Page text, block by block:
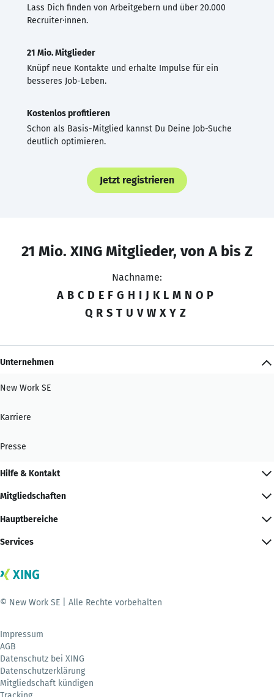
Lass Dich finden von Arbeitgebern und über 20.000
Recruiter·innen.
21 Mio. Mitglieder
Knüpf neue Kontakte und erhalte Impulse für ein
besseres Job-Leben.
Kostenlos profitieren
Schon als Basis-Mitglied kannst Du Deine Job-Suche
deutlich optimieren.
Jetzt registrieren
21 Mio. XING Mitglieder, von A bis Z
Nachname:
A B C D E F G H I J K L M N O P
Q R S T U V W X Y Z
Unternehmen
New Work SE
Karriere
Presse
Hilfe & Kontakt
Mitgliedschaften
Hauptbereiche
Services
© New Work SE | Alle Rechte vorbehalten
Impressum
AGB
Datenschutz bei XING
Datenschutzerklärung
Mitgliedschaft kündigen